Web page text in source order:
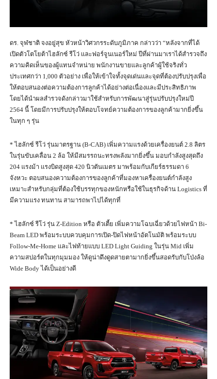
ดร. จุฬชาติ จงอยู่สุข หัวหน้าวิศวกรระดับภูมิภาค กล่าวว่า “หลังจากที่ได้
เปิดตัวโตโยต้าไฮลักซ์ รีโว่ และฟอร์จูนเนอร์ใหม่ ปีที่ผ่านมาเราได้สำรวจถึง
ความคิดเห็นของผู้แทนจำหน่าย พนักงานขายและลูกค้าผู้ใช้จริงทั่ว
ประเทศกว่า 1,000 ตัวอย่าง เพื่อให้เข้าใจทั้งจุดเด่นและจุดที่ต้องปรับปรุงเพื่อ
ให้ตอบสนองต่อความต้องการลูกค้าได้อย่างต่อเนื่องและมีประสิทธิภาพ
โดยได้นำผลสำรวจดังกล่าวมาใช้สำหรับการพัฒนาสู่รุ่นปรับปรุงใหม่ปี
2564 นี้ โดยมีการปรับปรุงให้ตอบโจทย์ความต้องการของลูกค้ามากยิ่งขึ้น
ในทุก ๆ รุ่น
* ไฮลักซ์ รีโว่ รุ่นมาตรฐาน (B-CAB) เพิ่มความแรงด้วยเครื่องยนต์ 2.8 ลิตร
ในรุ่นขับเคลื่อน 2 ล้อ ให้มีสมรรถนะทรงพลังมากยิ่งขึ้น มอบกำลังสูงสุดถึง
204 แรงม้า แรงบิดสูงสุด 420 นิวตันเมตร มาพร้อมกับเกียร์ธรรมดา 6
จังหวะ ตอบสนองความต้องการของลูกค้าที่มองหาเครื่องยนต์กำลังสูง
เหมาะสำหรับกลุ่มที่ต้องใช้บรรทุกของหนักหรือใช้ในธุรกิจด้าน Logistics ที่
มีความแรง ทนทาน สามารถพาไปได้ทุกที่
* ไฮลักซ์ รีโว่ รุ่น Z-Edition หรือ ตัวเตี้ย เพิ่มความโฉบเฉี่ยวด้วยไฟหน้า Bi-
Beam LED พร้อมระบบควบคุมการเปิด-ปิดไฟหน้าอัตโนมัติ พร้อมระบบ
Follow-Me-Home และไฟท้ายแบบ LED Light Guiding ในรุ่น Mid เพิ่ม
ความสปอร์ตในทุกมุมมอง ให้ดูน่าดึงดูดสายตามากยิ่งขึ้นสอดรับกับโป่งล้อ
Wide Body ได้เป็นอย่างดี